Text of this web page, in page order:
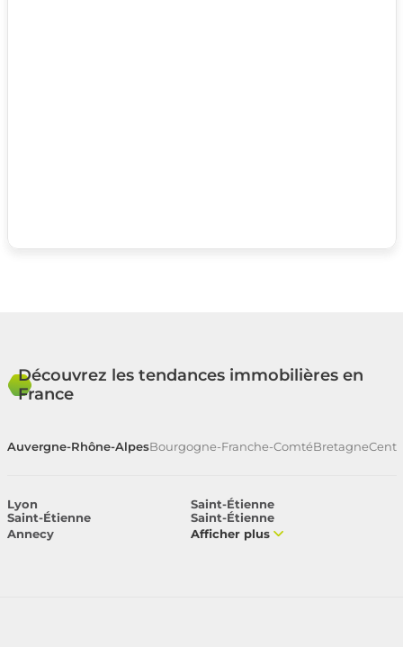
Découvrez les tendances immobilières en
France
Auvergne-Rhône-AlpesBourgogne-Franche-ComtéBretagne
Lyon
Saint-Étienne
Saint-Étienne
Saint-Étienne
Annecy
Afficher plus